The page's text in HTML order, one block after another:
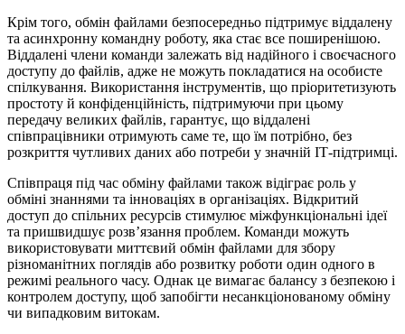
Крім того, обмін файлами безпосередньо підтримує віддалену
та асинхронну командну роботу, яка стає все поширенішою.
Віддалені члени команди залежать від надійного і своєчасного
доступу до файлів, адже не можуть покладатися на особисте
спілкування. Використання інструментів, що пріоритетизують
простоту й конфіденційність, підтримуючи при цьому
передачу великих файлів, гарантує, що віддалені
співпрацівники отримують саме те, що їм потрібно, без
розкриття чутливих даних або потреби у значній ІТ-підтримці.
Співпраця під час обміну файлами також відіграє роль у
обміні знаннями та інноваціях в організаціях. Відкритий
доступ до спільних ресурсів стимулює міжфункціональні ідеї
та пришвидшує розв’язання проблем. Команди можуть
використовувати миттєвий обмін файлами для збору
різноманітних поглядів або розвитку роботи один одного в
режимі реального часу. Однак це вимагає балансу з безпекою і
контролем доступу, щоб запобігти несанкціонованому обміну
чи випадковим витокам.